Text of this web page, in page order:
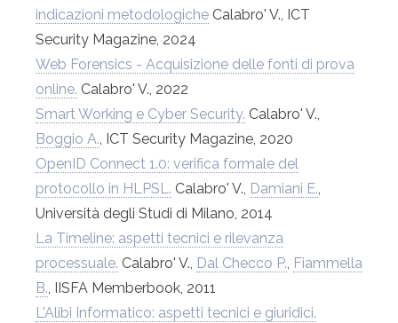
indicazioni metodologiche Calabro' V., ICT
Security Magazine, 2024
Web Forensics - Acquisizione delle fonti di prova
online. Calabro' V., 2022
Smart Working e Cyber Security. Calabro' V.,
Boggio A., ICT Security Magazine, 2020
OpenID Connect 1.0: verifica formale del
protocollo in HLPSL. Calabro' V., Damiani E.,
Università degli Studi di Milano, 2014
La Timeline: aspetti tecnici e rilevanza
processuale. Calabro' V., Dal Checco P., Fiammella
B., IISFA Memberbook, 2011
L'Alibi Informatico: aspetti tecnici e giuridici.